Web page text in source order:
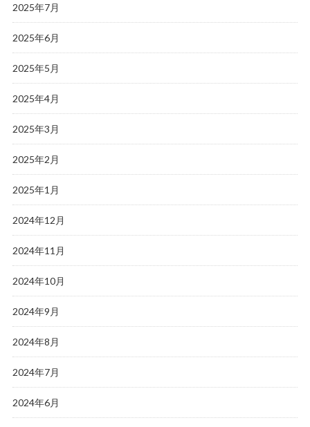
2025年7月
2025年6月
2025年5月
2025年4月
2025年3月
2025年2月
2025年1月
2024年12月
2024年11月
2024年10月
2024年9月
2024年8月
2024年7月
2024年6月